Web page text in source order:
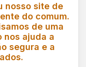
nosso site de
do comum.
de uma
nos ajuda a
segura e a